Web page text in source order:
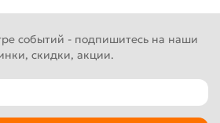
событий - подпишитесь на наши
скидки, акции.